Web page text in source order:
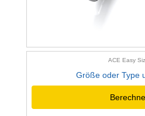
ACE Easy
Größe oder Type